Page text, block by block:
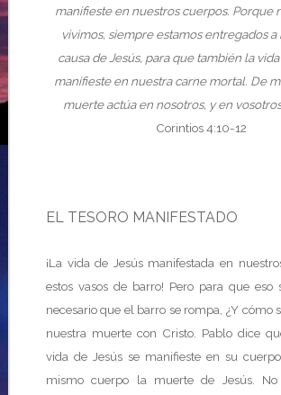
manifieste en nuestros cuerpos. Porque
vivimos, siempre estamos entregados
causa de Jesús, para que también la
manifieste en nuestra carne mortal. De
muerte actúa en nosotros, y en
Corintios 4:10-12
EL TESORO MANIFESTADO
¡La vida de Jesús manifestada en
estos vasos de barro! Pero para que eso
necesario que el barro se rompa, ¿Y cómo
nuestra muerte con Cristo. Pablo dice
vida de Jesús se manifieste en su
mismo cuerpo la muerte de Jesús.